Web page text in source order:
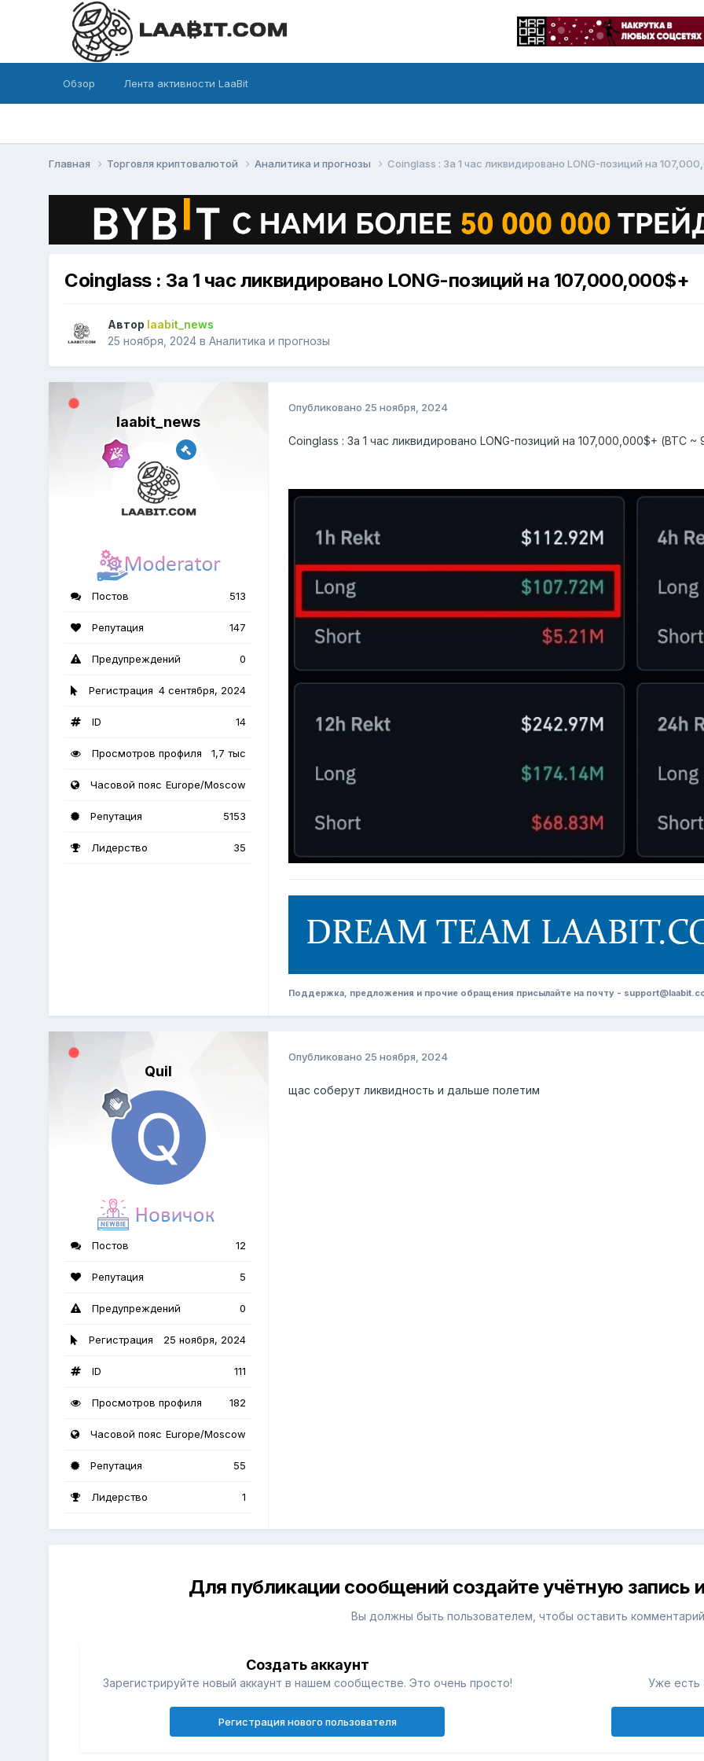
Обзор Лента активности LaaBit
Главная Торговля криптовалютой Аналитика и прогнозы Сoinglass : За 1 час ликвидировано LONG-позиций на
Сoinglass : За 1 час ликвидировано LONG-позиций на 107,000,000$+
Автор laabit_news
25 ноября, 2024 вАналитика и прогнозы
laabit_news
Постов 513
Репутация 147
Предупреждений 0
Регистрация 4 сентября, 2024
ID 14
Просмотров профиля 1,7 тыс
Часовой пояс Europe/Moscow
Репутация 5153
Лидерство 35
Опубликовано 25 ноября, 2024
Сoinglass : За 1 час ликвидировано LONG-позиций на 107,000,000$+ (BTC ~
Поддержка, предложения и прочие обращения присылайте на почту -
Quil
Постов 12
Репутация 5
Предупреждений 0
Регистрация 25 ноября, 2024
ID 111
Просмотров профиля 182
Часовой пояс Europe/Moscow
Репутация 55
Лидерство 1
Опубликовано 25 ноября, 2024
щас соберут ликвидность и дальше полетим
Для публикации сообщений создайте учётную запись
Вы должны быть пользователем, чтобы оставить комментарий
Создать аккаунт
Зарегистрируйте новый аккаунт в нашем сообществе. Это очень просто!
Регистрация нового пользователя
Уже есть